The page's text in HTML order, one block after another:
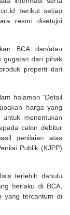
berikut setiap
resmi disetujui
BCA dan/atau
gugatan dari pihak
properti dari
halaman “Detail
harga yang
menentukan
calon debitur
penilaian atas
Publik (KJPP)
terlebih dahulu
berlaku di BCA,
yang tercantum di